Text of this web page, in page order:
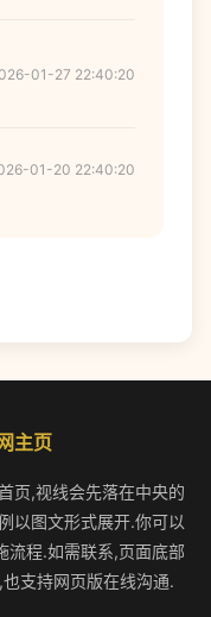
01-27 22:40:20
01-20 22:40:20
主页
页,视线会先落在中央的
以图文形式展开.你可以
流程.如需联系,页面底部
支持网页版在线沟通.